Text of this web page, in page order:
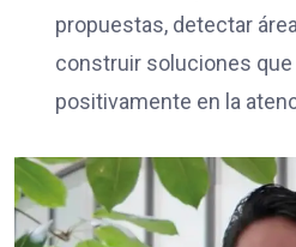
propuestas, detectar
construir soluciones
positivamente en la